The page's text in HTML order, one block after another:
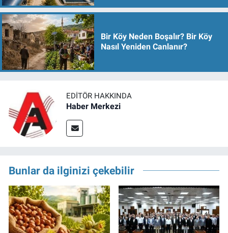
Bir Köy Neden Boşalır? Bir Köy
Nasıl Yeniden Canlanır?
EDITÖR HAKKINDA
Haber Merkezi
Bunlar da ilginizi çekebilir